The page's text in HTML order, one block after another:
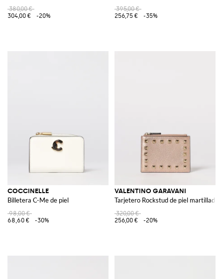
380,00 €
304,00 €
-20%
395,00 €
256,75 €
-35%
COCCINELLE
Billetera C-Me de piel
98,00 €
68,60 €
-30%
VALENTINO GARAVANI
Tarjetero Rockstud de piel martillada
320,00 €
256,00 €
-20%